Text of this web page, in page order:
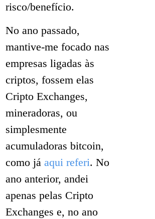
risco/benefício.
No ano passado,
mantive-me focado nas
empresas ligadas às
criptos, fossem elas
Cripto Exchanges,
mineradoras, ou
simplesmente
acumuladoras bitcoin,
como já aqui referi. No
ano anterior, andei
apenas pelas Cripto
Exchanges e, no ano